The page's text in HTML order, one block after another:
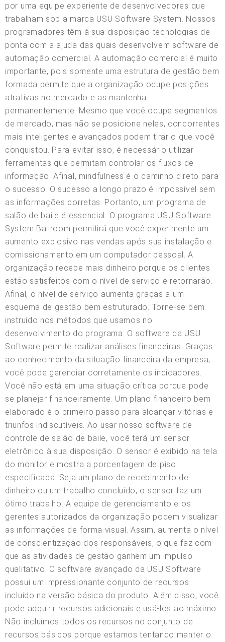
por uma equipe experiente de desenvolvedores que
trabalham sob a marca USU Software System. Nossos
programadores têm à sua disposição tecnologias de
ponta com a ajuda das quais desenvolvem software de
automação comercial. A automação comercial é muito
importante, pois somente uma estrutura de gestão bem
formada permite que a organização ocupe posições
atrativas no mercado e as mantenha
permanentemente. Mesmo que você ocupe segmentos
de mercado, mas não se posicione neles, concorrentes
mais inteligentes e avançados podem tirar o que você
conquistou. Para evitar isso, é necessário utilizar
ferramentas que permitam controlar os fluxos de
informação. Afinal, mindfulness é o caminho direto para
o sucesso. O sucesso a longo prazo é impossível sem
as informações corretas. Portanto, um programa de
salão de baile é essencial. O programa USU Software
System Ballroom permitirá que você experimente um
aumento explosivo nas vendas após sua instalação e
comissionamento em um computador pessoal. A
organização recebe mais dinheiro porque os clientes
estão satisfeitos com o nível de serviço e retornarão.
Afinal, o nível de serviço aumenta graças a um
esquema de gestão bem estruturado. Torne-se bem
instruído nos métodos que usamos no
desenvolvimento do programa. O software da USU
Software permite realizar análises financeiras. Graças
ao conhecimento da situação financeira da empresa,
você pode gerenciar corretamente os indicadores.
Você não está em uma situação crítica porque pode
se planejar financeiramente. Um plano financeiro bem
elaborado é o primeiro passo para alcançar vitórias e
triunfos indiscutíveis. Ao usar nosso software de
controle de salão de baile, você terá um sensor
eletrônico à sua disposição. O sensor é exibido na tela
do monitor e mostra a porcentagem de piso
especificada. Seja um plano de recebimento de
dinheiro ou um trabalho concluído, o sensor faz um
ótimo trabalho. A equipe de gerenciamento e os
gerentes autorizados da organização podem visualizar
as informações de forma visual. Assim, aumenta o nível
de conscientização dos responsáveis, o que faz com
que as atividades de gestão ganhem um impulso
qualitativo. O software avançado da USU Software
possui um impressionante conjunto de recursos
incluído na versão básica do produto. Além disso, você
pode adquirir recursos adicionais e usá-los ao máximo.
Não incluímos todos os recursos no conjunto de
recursos básicos porque estamos tentando manter o